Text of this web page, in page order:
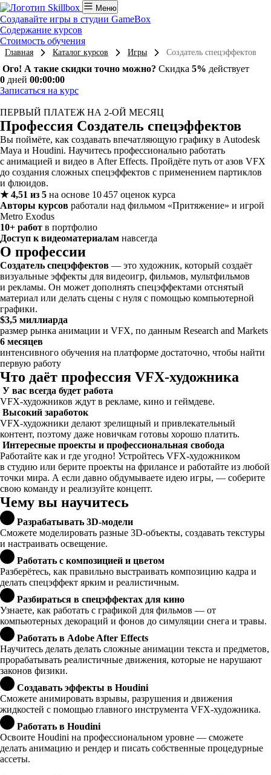
Меню
Создавайте игры в студии GameBox
Содержание курсов
Стоимость обучения
Главная Каталог курсов Игры Создатель спецэффектов
Ого! А такие скидки точно можно? Скидка 5% действует
0 дней 00:00:00
Записаться на курс
ПЕРВЫЙ ПЛАТЕЖ НА 2-ОЙ МЕСЯЦ
Профессия Создатель спецэффектов
Вы поймёте, как создавать впечатляющую графику в Autodesk
Maya и Houdini. Научитесь профессионально работать
с анимацией и видео в After Effects. Пройдёте путь от азов VFX
до создания сложных спецэффектов с применением партиклов
и флюидов.
★ 4,51 из 5 на основе 10 457 оценок курса
Авторы курсов работали над фильмом «Притяжение» и игрой
Metro Exodus
10+ работ в портфолио
Доступ к видеоматериалам навсегда
О профессии
Создатель спецэффектов — это художник, который создаёт
визуальные эффекты для видеоигр, фильмов, мультфильмов
и рекламы. Он может дополнять спецэффектами отснятый
материал или делать сцены с нуля с помощью компьютерной
графики.
$3,5 миллиарда
размер рынка анимации и VFX, по данным Research and Markets
6 месяцев
интенсивного обучения на платформе достаточно, чтобы найти
первую работу
Что даёт профессия VFX-художника
У вас всегда будет работа
VFX-художников ждут в рекламе, кино и геймдеве.
Высокий заработок
VFX-художники делают зрелищный и привлекательный
контент, поэтому даже новичкам готовы хорошо платить.
Интересные проекты и профессиональная свобода
Работайте как и где угодно! Устройтесь VFX-художником
в студию или берите проекты на фрилансе и работайте из любой
точки мира. А если давно обдумываете идею игры, — соберите
свою команду и реализуйте концепт.
Чему вы научитесь
Разрабатывать 3D-модели
Сможете моделировать разные 3D-объекты, создавать текстуры
и настраивать освещение.
Работать с композицией и цветом
Разберётесь, как правильно выстраивать композицию кадра и
делать спецэффект ярким и реалистичным.
Разбираться в спецэффектах для кино
Узнаете, как работать с графикой для фильмов — от
компьютерных декораций и фонов до симуляции снега и травы.
Работать в Adobe After Effects
Научитесь делать делать сложные анимации текста и предметов,
прорабатывать реалистичные движения, которые не нарушают
законов физики.
Создавать эффекты в Houdini
Сможете анимировать взрывы, разрушения и движения
жидкостей с помощью главного инструмента VFX-художника.
Работать в Houdini
Освоите Houdini на профессиональном уровне — сможете
делать анимацию и рендер и писать собственные процедурные
ассеты.